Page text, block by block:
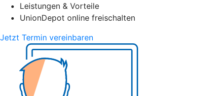
Leistungen & Vorteile
UnionDepot online freischalten
Jetzt Termin vereinbaren